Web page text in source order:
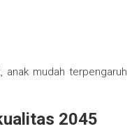
anak mudah terpengaruh
2045